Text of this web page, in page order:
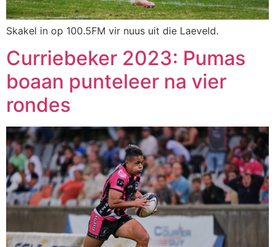
Skakel in op 100.5FM vir nuus uit die Laeveld.
Curriebeker 2023: Pumas
boaan punteleer na vier
rondes